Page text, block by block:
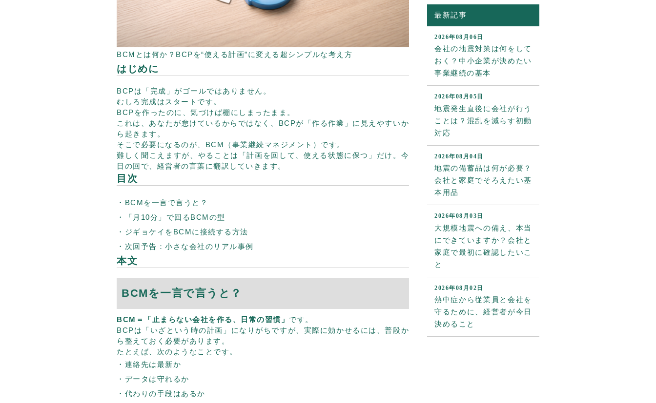
BCMとは何か？BCPを“使える計画”に変える超シンプルな考え方
はじめに
BCPは「完成」がゴールではありません。
むしろ完成はスタートです。
BCPを作ったのに、気づけば棚にしまったまま。
これは、あなたが怠けているからではなく、BCPが「作る作業」に見えやすいか
ら起きます。
そこで必要になるのが、BCM（事業継続マネジメント）です。
難しく聞こえますが、やることは「計画を回して、使える状態に保つ」だけ。今
日の回で、経営者の言葉に翻訳していきます。
目次
BCMを一言で言うと？
「月10分」で回るBCMの型
ジギョケイをBCMに接続する方法
次回予告：小さな会社のリアル事例
本文
BCMを一言で言うと？
BCM＝「止まらない会社を作る、日常の習慣」 です。
BCPは「いざという時の計画」になりがちですが、実際に効かせるには、普段か
ら整えておく必要があります。
たとえば、次のようなことです。
連絡先は最新か
データは守れるか
代わりの手段はあるか
最新記事
2026年08月06日
会社の地震対策は何をして
おく？中小企業が決めたい
事業継続の基本
2026年08月05日
地震発生直後に会社が行う
ことは？混乱を減らす初動
対応
2026年08月04日
地震の備蓄品は何が必要？
会社と家庭でそろえたい基
本用品
2026年08月03日
大規模地震への備え、本当
にできていますか？会社と
家庭で最初に確認したいこ
と
2026年08月02日
熱中症から従業員と会社を
守るために、経営者が今日
決めること